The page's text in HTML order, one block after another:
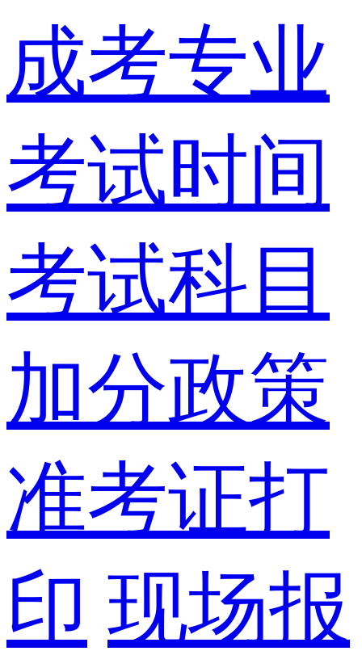
成考专业
考试时间
考试科目
加分政策
准考证打
印 现场报